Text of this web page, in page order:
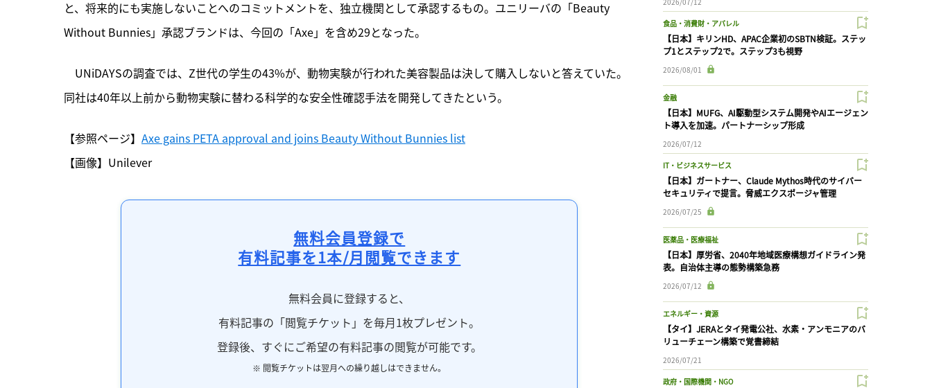
と、将来的にも実施しないことへのコミットメントを、独立機関として承認するもの。ユニリーバの「Beauty
Without Bunnies」承認ブランドは、今回の「Axe」を含め29となった。
UNiDAYSの調査では、Z世代の学生の43%が、動物実験が行われた美容製品は決して購入しないと答えていた。
同社は40年以上前から動物実験に替わる科学的な安全性確認手法を開発してきたという。
【参照ページ】 Axe gains PETA approval and joins Beauty Without Bunnies list
【画像】Unilever
無料会員登録で
有料記事を1本/月閲覧できます
無料会員に登録すると、
有料記事の「閲覧チケット」を毎月1枚プレゼント。
登録後、すぐにご希望の有料記事の閲覧が可能です。
※ 閲覧チケットは翌月への繰り越しはできません。
食品・消費財・アパレル
【日本】キリンHD、APAC企業初のSBTN検証。ステッ
プ1とステップ2で。ステップ3も視野
2026/08/01
金融
【日本】MUFG、AI駆動型システム開発やAIエージェン
ト導入を加速。パートナーシップ形成
2026/07/12
IT・ビジネスサービス
【日本】ガートナー、Claude Mythos時代のサイバー
セキュリティで提言。脅威エクスポージャ管理
2026/07/25
医薬品・医療福祉
【日本】厚労省、2040年地域医療構想ガイドライン発
表。自治体主導の態勢構築急務
2026/07/12
エネルギー・資源
【タイ】JERAとタイ発電公社、水素・アンモニアのバ
リューチェーン構築で覚書締結
2026/07/21
政府・国際機関・NGO